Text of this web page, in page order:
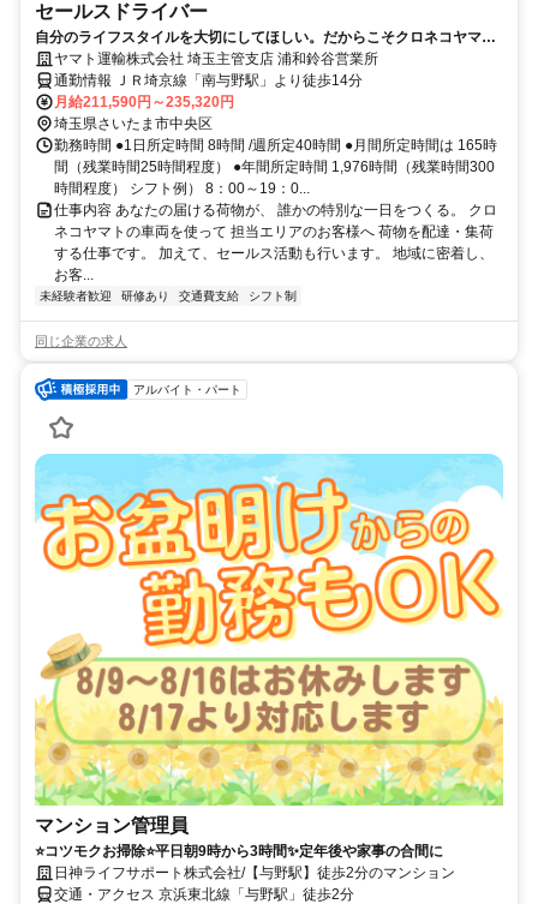
セールスドライバー
自分のライフスタイルを大切にしてほしい。だからこそクロネコヤマト
は収入も休日も充実
ヤマト運輸株式会社 埼玉主管支店 浦和鈴谷営業所
通勤情報 ＪＲ埼京線「南与野駅」より徒歩14分
月給211,590円～235,320円
埼玉県さいたま市中央区
勤務時間 ●1日所定時間 8時間 /週所定40時間 ●月間所定時間は 165時
間（残業時間25時間程度） ●年間所定時間 1,976時間（残業時間300
時間程度） シフト例） 8：00～19：0...
仕事内容 あなたの届ける荷物が、 誰かの特別な一日をつくる。 クロ
ネコヤマトの車両を使って 担当エリアのお客様へ 荷物を配達・集荷
する仕事です。 加えて、セールス活動も行います。 地域に密着し、
お客...
未経験者歓迎 研修あり 交通費支給 シフト制
同じ企業の求人
アルバイト・パート
マンション管理員
⭐コツモクお掃除⭐平日朝9時から3時間✨定年後や家事の合間に
日神ライフサポート株式会社/【与野駅】徒歩2分のマンション
交通・アクセス 京浜東北線「与野駅」徒歩2分